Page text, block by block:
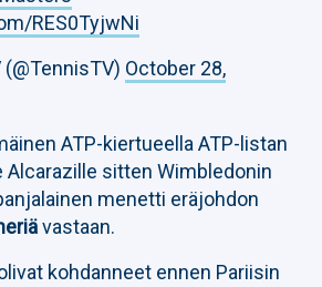
RES0TyjwNi
October 28,
ATP-kiertueella ATP-listan
Alcarazille sitten Wimbledonin
menetti eräjohdon
vastaan.
kohdanneet ennen Pariisin